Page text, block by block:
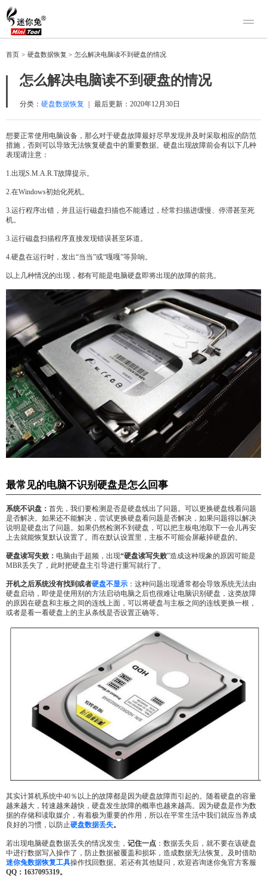
产品
迷你兔分区向导
下载
购买
帮助中心
关于我们
关于迷你兔
首页 > 硬盘数据恢复 > 怎么解决电脑读不到硬盘的情况
怎么解决电脑读不到硬盘的情况
分类： 硬盘数据恢复 最后更新： 2020年12月30日
想要正常使用电脑设备，那么对于硬盘故障最好尽早发现并及时采取相应的防范
措施，否则可以导致无法恢复硬盘中的重要数据。硬盘出现故障前会有以下几种
表现请注意：
1.出现S.M.A.R.T故障提示。
2.在Windows初始化死机。
3.运行程序出错，并且运行磁盘扫描也不能通过，经常扫描进缓慢、停滞甚至死
机。
3.运行磁盘扫描程序直接发现错误甚至坏道。
4.硬盘在运行时，发出“当当”或“嘎嘎”等异响。
以上几种情况的出现，都有可能是电脑硬盘即将出现的故障的前兆。
最常见的电脑不识别硬盘是怎么回事
系统不识盘： 首先，我们要检测是否是硬盘线出了问题。可以更换硬盘线看问题
是否解决。如果还不能解决，尝试更换硬盘看问题是否解决，如果问题得以解决
说明是硬盘出了问题。如果仍然检测不到硬盘，可以把主板电池取下一会儿再安
上去就能恢复默认设置了。而在默认设置里，主板不可能会屏蔽掉硬盘的。
硬盘读写失败： 电脑由于超频，出现“硬盘读写失败”造成这种现象的原因可能是
MBR丢失了，此时把硬盘主引导进行重写就行了。
开机之后系统没有找到或者硬盘不显示 ：这种问题出现通常都会导致系统无法由
硬盘启动，即使是使用别的方法启动电脑之后也很难让电脑识别硬盘，这类故障
的原因在硬盘和主板之间的连线上面，可以将硬盘与主板之间的连线更换一根，
或者是看一看硬盘上的主从条线是否设置正确等。
其实计算机系统中40％以上的故障都是因为硬盘故障而引起的。随着硬盘的容量
越来越大，转速越来越快，硬盘发生故障的概率也越来越高。因为硬盘是作为数
据的存储和读取媒介，有着极为重要的作用，所以在平常生活中我们就应当养成
良好的习惯，以防止硬盘数据丢失。
若出现电脑硬盘数据丢失的情况发生， 记住一点 ：数据丢失后，就不要在该硬盘
中进行数据写入操作了，防止数据被覆盖和损坏，造成数据无法恢复。及时借助
迷你兔数据恢复工具操作找回数据。若还有其他疑问，欢迎咨询迷你兔官方客服
QQ：1637095319。